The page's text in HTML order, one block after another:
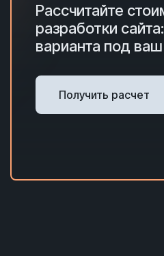
Рассчитайте
разработки
варианта под
Получить расчет